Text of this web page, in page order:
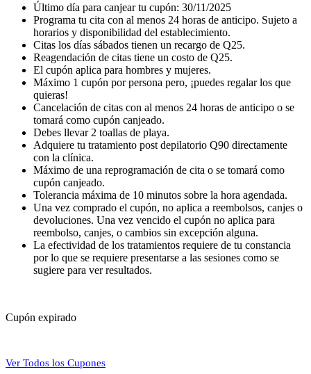
Último día para canjear tu cupón: 30/11/2025
Programa tu cita con al menos 24 horas de anticipo. Sujeto a
horarios y disponibilidad del establecimiento.
Citas los días sábados tienen un recargo de Q25.
Reagendación de citas tiene un costo de Q25.
El cupón aplica para hombres y mujeres.
Máximo 1 cupón por persona pero, ¡puedes regalar los que
quieras!
Cancelación de citas con al menos 24 horas de anticipo o se
tomará como cupón canjeado.
Debes llevar 2 toallas de playa.
Adquiere tu tratamiento post depilatorio Q90 directamente
con la clínica.
Máximo de una reprogramación de cita o se tomará como
cupón canjeado.
Tolerancia máxima de 10 minutos sobre la hora agendada.
Una vez comprado el cupón, no aplica a reembolsos, canjes o
devoluciones. Una vez vencido el cupón no aplica para
reembolso, canjes, o cambios sin excepción alguna.
La efectividad de los tratamientos requiere de tu constancia
por lo que se requiere presentarse a las sesiones como se
sugiere para ver resultados.
Cupón expirado
Ver Todos los Cupones